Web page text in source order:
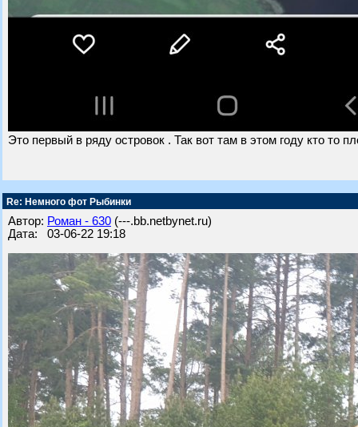
Это первый в ряду островок . Так вот там в этом году кто то
Re: Немного фот Рыбинки
Автор: Роман - 630 (---.bb.netbynet.ru)
Дата: 03-06-22 19:18